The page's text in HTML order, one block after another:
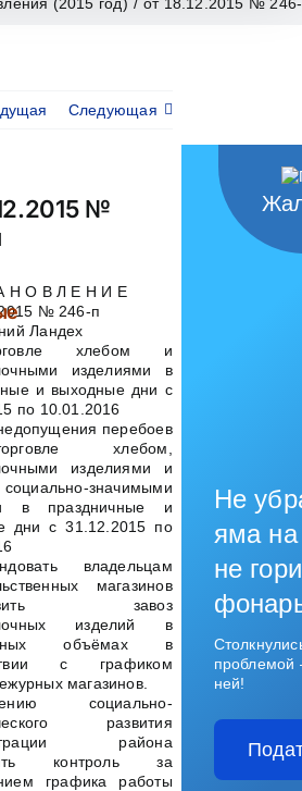
Следующая
№
Н О В Л Е Н И Е
№ 246-п
Ландех
хлебом и
изделиями в
и выходные дни с
по 10.01.2016
перебоев
хлебом,
изделиями и
значимыми
в праздничные и
дни с 31.12.2015 по
владельцам
магазинов
завоз
изделий в
объёмах в
с графиком
магазинов.
социально-
развития
района
контроль за
графика работы
Не
яма на
не
ней!